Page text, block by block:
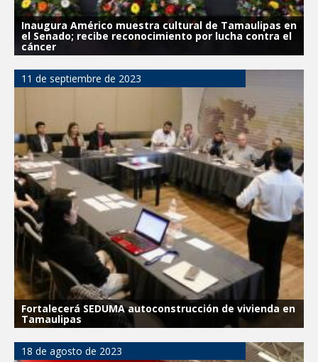
Inaugura Américo muestra cultural de Tamaulipas en
el Senado; recibe reconocimiento por lucha contra el
cáncer
11 de septiembre de 2023
Fortalecerá SEDUMA autoconstrucción de vivienda en
Tamaulipas
18 de agosto de 2023